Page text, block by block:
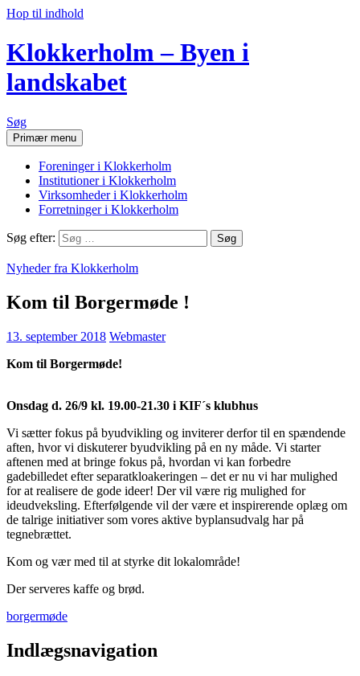
Hop til indhold
Klokkerholm – Byen i
landskabet
Søg
Primær menu
Foreninger i Klokkerholm
Institutioner i Klokkerholm
Virksomheder i Klokkerholm
Forretninger i Klokkerholm
Søg efter:
Nyheder fra Klokkerholm
Kom til Borgermøde !
13. september 2018 Webmaster
Kom til Borgermøde!
Onsdag d. 26/9 kl. 19.00-21.30 i KIF´s klubhus
Vi sætter fokus på byudvikling og inviterer derfor til en spændende
aften, hvor vi diskuterer byudvikling på en ny måde. Vi starter
aftenen med at bringe fokus på, hvordan vi kan forbedre
gadebilledet efter separatkloakeringen – det er nu vi har mulighed
for at realisere de gode ideer! Der vil være rig mulighed for
ideudveksling. Efterfølgende vil der være et inspirerende oplæg om
de talrige initiativer som vores aktive byplansudvalg har på
tegnebrættet.
Kom og vær med til at styrke dit lokalområde!
Der serveres kaffe og brød.
borgermøde
Indlægsnavigation